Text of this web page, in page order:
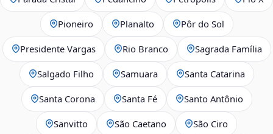
Pioneiro Planalto Pôr do Sol
Presidente Vargas Rio Branco Sagrada Família
Salgado Filho Samuara Santa Catarina
Santa Corona Santa Fé Santo Antônio
Sanvitto São Caetano São Ciro